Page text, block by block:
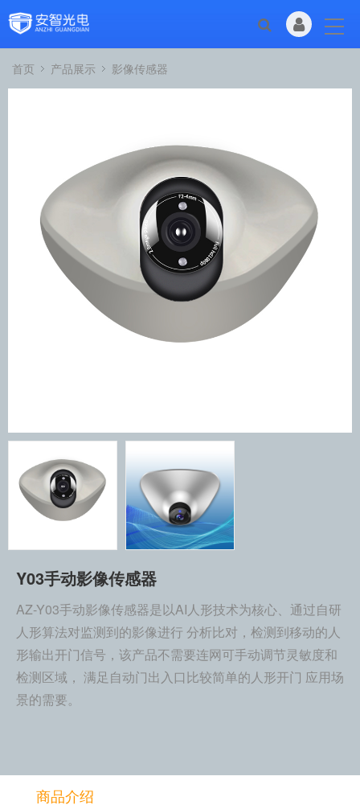
首页 产品展示 影像传感器
Y03手动影像传感器
AZ-Y03手动影像传感器是以AI人形技术为核心、通过自研
人形算法对监测到的影像进行 分析比对，检测到移动的人
形输出开门信号，该产品不需要连网可手动调节灵敏度和
检测区域， 满足自动门出入口比较简单的人形开门 应用场
景的需要。
商品介绍